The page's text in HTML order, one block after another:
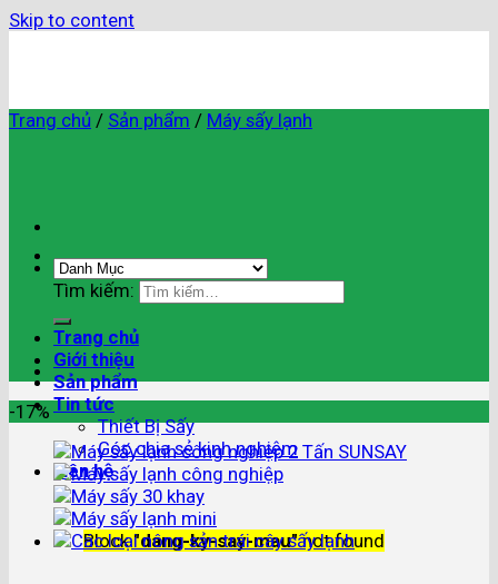
Skip to content
Tìm kiếm:
Trang chủ
Giới thiệu
Sản phẩm
Tin tức
Thiết Bị Sấy
Góc chia sẻ kinh nghiệm
Liên hệ
Block"dang-ky-say-mau"not found
Trang chủ / Sản phẩm / Máy sấy lạnh
-17%